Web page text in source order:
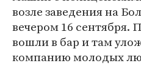
возле заведения на
вечером 16 сентября.
вошли в бар и там
компанию молодых